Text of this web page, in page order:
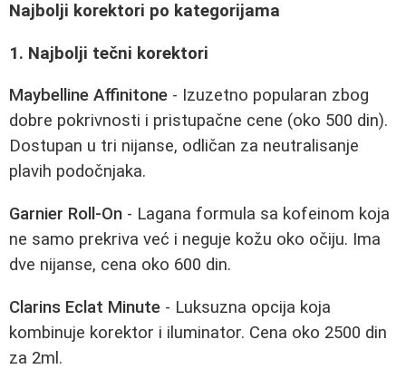
Najbolji korektori po kategorijama
1. Najbolji tečni korektori
Maybelline Affinitone - Izuzetno popularan zbog
dobre pokrivnosti i pristupačne cene (oko 500 din).
Dostupan u tri nijanse, odličan za neutralisanje
plavih podočnjaka.
Garnier Roll-On - Lagana formula sa kofeinom koja
ne samo prekriva već i neguje kožu oko očiju. Ima
dve nijanse, cena oko 600 din.
Clarins Eclat Minute - Luksuzna opcija koja
kombinuje korektor i iluminator. Cena oko 2500 din
za 2ml.